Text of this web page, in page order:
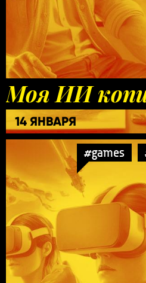
Моя ИИ
14 ЯНВАРЯ
#games